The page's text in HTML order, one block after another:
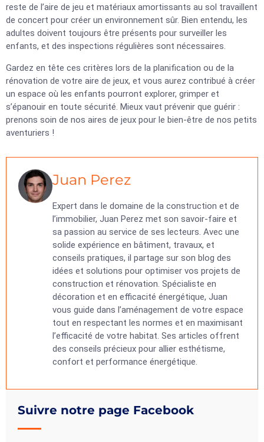
Suivre notre page Facebook
reste de l’aire de jeu et matériaux amortissants au sol travaillent
de concert pour créer un environnement sûr. Bien entendu, les
adultes doivent toujours être présents pour surveiller les
enfants, et des inspections régulières sont nécessaires.
Gardez en tête ces critères lors de la planification ou de la
rénovation de votre aire de jeux, et vous aurez contribué à créer
un espace où les enfants pourront explorer, grimper et
s’épanouir en toute sécurité. Mieux vaut prévenir que guérir :
prenons soin de nos aires de jeux pour le bien-être de nos petits
aventuriers !
Juan Perez
Expert dans le domaine de la construction et de
l’immobilier, Juan Perez met son savoir-faire et
sa passion au service de ses lecteurs. Avec une
solide expérience en bâtiment, travaux, et
conseils pratiques, il partage sur son blog des
idées et solutions pour optimiser vos projets de
construction et rénovation. Spécialiste en
décoration et en efficacité énergétique, Juan
vous guide dans l’aménagement de votre espace
tout en respectant les normes et en maximisant
l’efficacité de votre habitat. Ses articles offrent
des conseils précieux pour allier esthétisme,
confort et performance énergétique.